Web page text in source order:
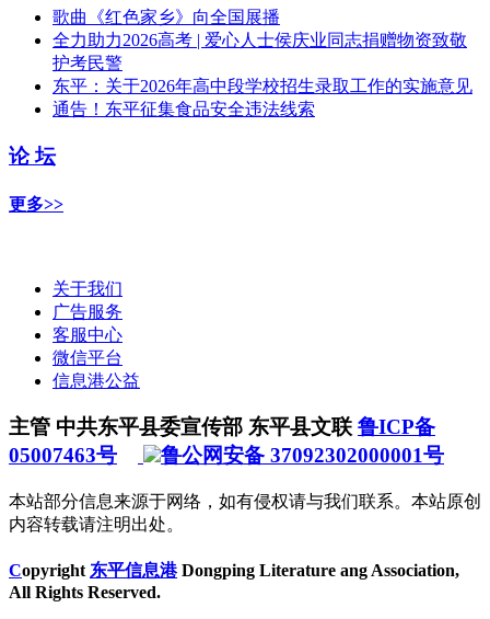
歌曲《红色家乡》向全国展播
全力助力2026高考 | 爱心人士侯庆业同志捐赠物资致敬
护考民警
东平：关于2026年高中段学校招生录取工作的实施意见
通告！东平征集食品安全违法线索
论 坛
更多>>
关于我们
广告服务
客服中心
微信平台
信息港公益
主管 中共东平县委宣传部 东平县文联 鲁ICP备
05007463号
鲁公网安备 37092302000001号
本站部分信息来源于网络，如有侵权请与我们联系。本站原创
内容转载请注明出处。
Copyright 东平信息港Dongping Literature ang Association,
All Rights Reserved.